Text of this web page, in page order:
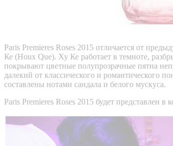
Paris Premieres Roses 2015 отличается от
Ке (Houx Que). Ху Ке работает в темноте,
покрывают цветные полупрозрачные пятна
далекий от классического и романтического
составлены нотами сандала и белого мускуса.
Paris Premieres Roses 2015 будет представлен